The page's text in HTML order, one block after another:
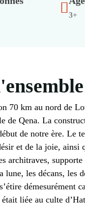
3+
70 km au nord de
de Qena. La
de notre ère. Le
et de la joie, ainsi
architraves,
lune, les décans, les
démesurément
était liée au culte